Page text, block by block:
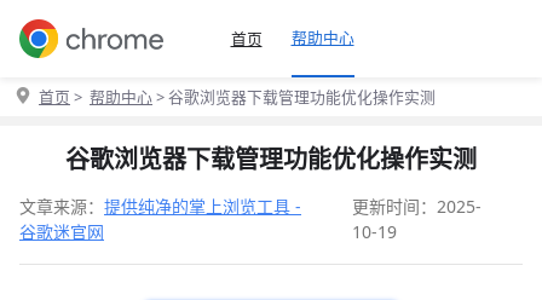
首页 帮助中心
首页 > 帮助中心> 谷歌浏览器下载管理功能优化操作实测
谷歌浏览器下载管理功能优化操作实测
文章来源： 提供纯净的掌上浏览工具 -
谷歌迷官网
更新时间：2025-
10-19